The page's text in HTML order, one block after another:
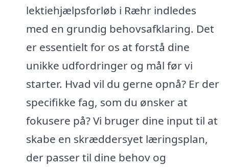
lektiehjælpsforløb i Ræhr indledes
med en grundig behovsafklaring. Det
er essentielt for os at forstå dine
unikke udfordringer og mål før vi
starter. Hvad vil du gerne opnå? Er der
specifikke fag, som du ønsker at
fokusere på? Vi bruger dine input til at
skabe en skræddersyet læringsplan,
der passer til dine behov og